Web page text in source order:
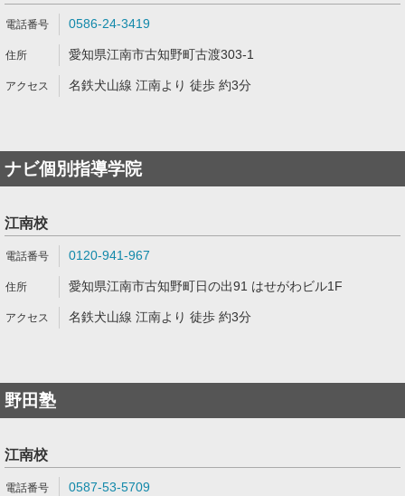
0586-24-3419
愛知県江南市古知野町古渡303-1
名鉄犬山線 江南より 徒歩 約3分
ナビ個別指導学院
江南校
0120-941-967
愛知県江南市古知野町日の出91 はせがわビル1F
名鉄犬山線 江南より 徒歩 約3分
野田塾
江南校
0587-53-5709